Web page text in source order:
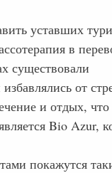
уставших
в
существовали
от
и отдых, что
Bio Azur,
покажутся